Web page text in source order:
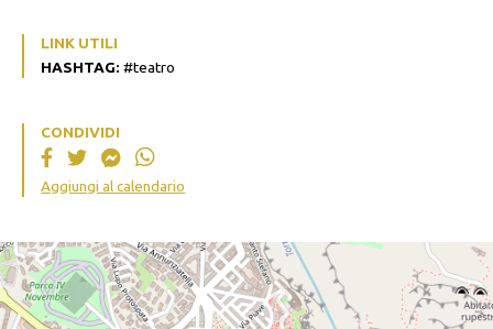
LINK UTILI
HASHTAG: #teatro
CONDIVIDI
Aggiungi al calendario